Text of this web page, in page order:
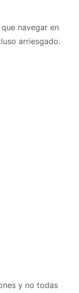
navegar en
arriesgado.
y no todas